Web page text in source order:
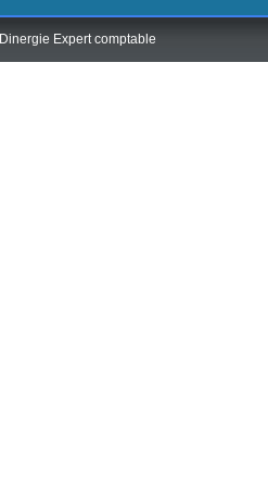
Dinergie Expert comptable